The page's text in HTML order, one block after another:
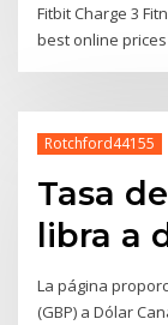
Fitbit Charge 3
best online
Rotchford44155
Tasa
libra a
La página
(GBP) a Dólar